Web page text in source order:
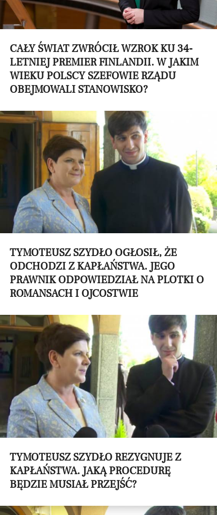
CAŁY ŚWIAT ZWRÓCIŁ WZROK KU 34-
LETNIEJ PREMIER FINLANDII. W JAKIM
WIEKU POLSCY SZEFOWIE RZĄDU
OBEJMOWALI STANOWISKO?
TYMOTEUSZ SZYDŁO OGŁOSIŁ, ŻE
ODCHODZI Z KAPŁAŃSTWA. JEGO
PRAWNIK ODPOWIEDZIAŁ NA PLOTKI O
ROMANSACH I OJCOSTWIE
TYMOTEUSZ SZYDŁO REZYGNUJE Z
KAPŁAŃSTWA. JAKĄ PROCEDURĘ
BĘDZIE MUSIAŁ PRZEJŚĆ?